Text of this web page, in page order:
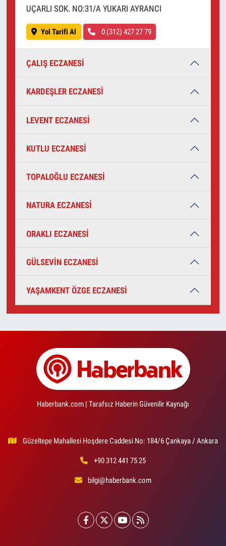
UÇARLI SOK. NO:31/A YUKARI AYRANCI
Yol Tarifi Al 0 (312) 427 27 79
ÇALIŞ ECZANESİ
KARDEŞLER ECZANESİ
LEVENT ECZANESİ
KUTLU ECZANESİ
TOPALOĞLU ECZANESİ
NATURA ECZANESİ
ORAKLI ECZANESİ
GÜLSEVİN ECZANESİ
YAŞAMKENT ÖZGE ECZANESİ
Haberbank.com | Tarafsız Haberin Güvenilir Kaynağı
Güzeltepe Mahallesi Hoşdere Caddesi No: 184/6 Çankaya / Ankara
+90 312 441 75 25
bilgi@haberbank.com